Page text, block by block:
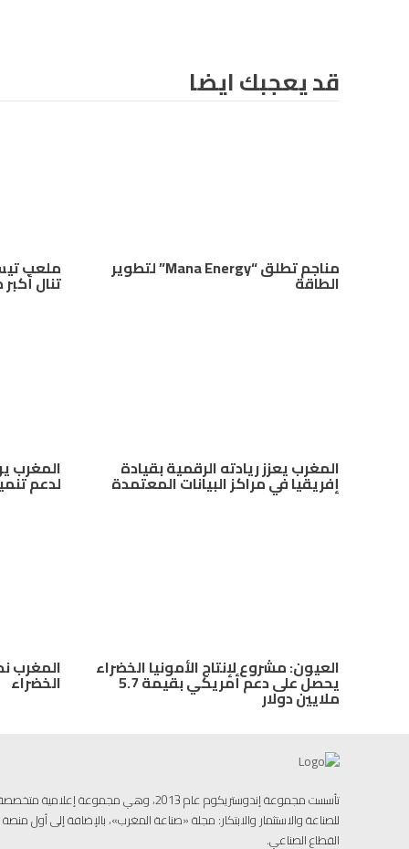
قد يعجبك ايضا
مناجم تطلق “Mana Energy” لتطوير
الطاقة تنال
المغرب يعزز ريادته الرقمية بقيادة
إفريقيا في مراكز البيانات المعتمدة
المغرب
لدعم
العيون: مشروع لإنتاج الأمونيا الخضراء
يحصل على دعم أمريكي بقيمة 5.7
ملايين دولار
المغرب
الخضراء
تأسست مجموعة إندوستريكوم عام 2013، وهي
للصناعة والاستثمار والابتكار: مجلة «صناعة المغرب»، بالإضافة إلى أول
القطاع الصناعي.